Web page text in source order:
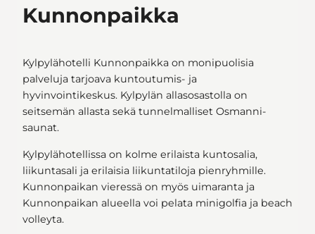
Kunnonpaikka
Kylpylähotelli Kunnonpaikka on monipuolisia
palveluja tarjoava kuntoutumis- ja
hyvinvointikeskus. Kylpylän allasosastolla on
seitsemän allasta sekä tunnelmalliset Osmanni-
saunat.
Kylpylähotellissa on kolme erilaista kuntosalia,
liikuntasali ja erilaisia liikuntatiloja pienryhmille.
Kunnonpaikan vieressä on myös uimaranta ja
Kunnonpaikan alueella voi pelata minigolfia ja beach
volleyta.